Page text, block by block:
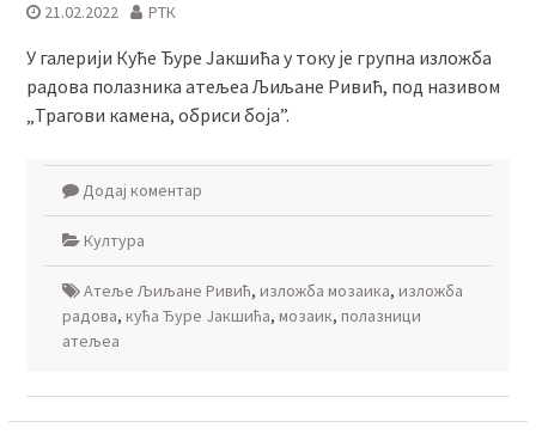
21.02.2022 РТК
У галерији Куће Ђуре Јакшића у току је групна изложба
радова полазника атељеа Љиљане Ривић, под називом
„Трагови камена, обриси боја”.
Додај коментар
Култура
Атеље Љиљане Ривић, изложба мозаика, изложба
радова, кућа Ђуре Јакшића, мозаик, полазници
атељеа